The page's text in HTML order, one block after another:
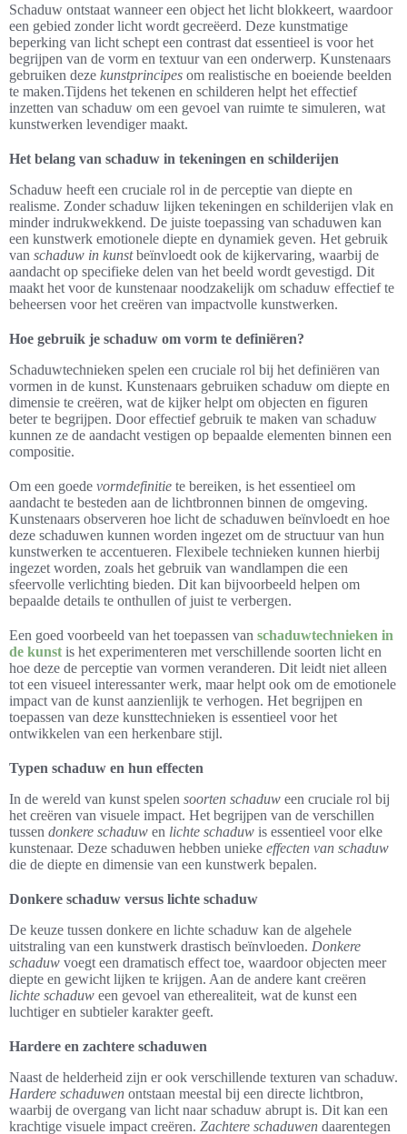
Schaduw ontstaat wanneer een object het licht blokkeert, waardoor
een gebied zonder licht wordt gecreëerd. Deze kunstmatige
beperking van licht schept een contrast dat essentieel is voor het
begrijpen van de vorm en textuur van een onderwerp. Kunstenaars
gebruiken deze kunstprincipes om realistische en boeiende beelden
te maken.Tijdens het tekenen en schilderen helpt het effectief
inzetten van schaduw om een gevoel van ruimte te simuleren, wat
kunstwerken levendiger maakt.
Het belang van schaduw in tekeningen en schilderijen
Schaduw heeft een cruciale rol in de perceptie van diepte en
realisme. Zonder schaduw lijken tekeningen en schilderijen vlak en
minder indrukwekkend. De juiste toepassing van schaduwen kan
een kunstwerk emotionele diepte en dynamiek geven. Het gebruik
van schaduw in kunstbeïnvloedt ook de kijkervaring, waarbij de
aandacht op specifieke delen van het beeld wordt gevestigd. Dit
maakt het voor de kunstenaar noodzakelijk om schaduw effectief te
beheersen voor het creëren van impactvolle kunstwerken.
Hoe gebruik je schaduw om vorm te definiëren?
Schaduwtechnieken spelen een cruciale rol bij het definiëren van
vormen in de kunst. Kunstenaars gebruiken schaduw om diepte en
dimensie te creëren, wat de kijker helpt om objecten en figuren
beter te begrijpen. Door effectief gebruik te maken van schaduw
kunnen ze de aandacht vestigen op bepaalde elementen binnen een
compositie.
Om een goede vormdefinitie te bereiken, is het essentieel om
aandacht te besteden aan de lichtbronnen binnen de omgeving.
Kunstenaars observeren hoe licht de schaduwen beïnvloedt en hoe
deze schaduwen kunnen worden ingezet om de structuur van hun
kunstwerken te accentueren. Flexibele technieken kunnen hierbij
ingezet worden, zoals het gebruik van wandlampen die een
sfeervolle verlichting bieden. Dit kan bijvoorbeeld helpen om
bepaalde details te onthullen of juist te verbergen.
Een goed voorbeeld van het toepassen van schaduwtechnieken in
de kunst is het experimenteren met verschillende soorten licht en
hoe deze de perceptie van vormen veranderen. Dit leidt niet alleen
tot een visueel interessanter werk, maar helpt ook om de emotionele
impact van de kunst aanzienlijk te verhogen. Het begrijpen en
toepassen van deze kunsttechnieken is essentieel voor het
ontwikkelen van een herkenbare stijl.
Typen schaduw en hun effecten
In de wereld van kunst spelen soorten schaduw een cruciale rol bij
het creëren van visuele impact. Het begrijpen van de verschillen
tussen donkere schaduw en lichte schaduw is essentieel voor elke
kunstenaar. Deze schaduwen hebben unieke effecten van schaduw
die de diepte en dimensie van een kunstwerk bepalen.
Donkere schaduw versus lichte schaduw
De keuze tussen donkere en lichte schaduw kan de algehele
uitstraling van een kunstwerk drastisch beïnvloeden. Donkere
schaduw voegt een dramatisch effect toe, waardoor objecten meer
diepte en gewicht lijken te krijgen. Aan de andere kant creëren
lichte schaduw een gevoel van etherealiteit, wat de kunst een
luchtiger en subtieler karakter geeft.
Hardere en zachtere schaduwen
Naast de helderheid zijn er ook verschillende texturen van schaduw.
Hardere schaduwen ontstaan meestal bij een directe lichtbron,
waarbij de overgang van licht naar schaduw abrupt is. Dit kan een
krachtige visuele impact creëren. Zachtere schaduwen daarentegen